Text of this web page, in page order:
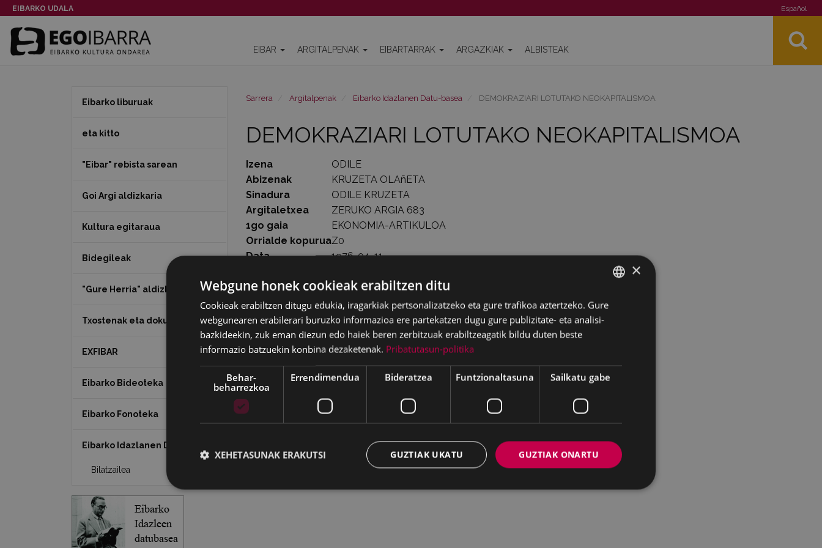
EIBARKO UDALA Español
EIBAR ARGITALPENAK EIBARTARRAK ARGAZKIAK ALBISTEAK
Sarrera Argitalpenak Eibarko Idazlanen Datu-basea DEMOKRAZIARI LOTUTAKO NEOKAPITALISMOA
DEMOKRAZIARI LOTUTAKO NEOKAPITALISMOA
Izena
ODILE
Abizenak
KRUZETA OLAñETA
Sinadura
ODILE KRUZETA
Argitaletxea
ZERUKO ARGIA 683
1go gaia
EKONOMIA-ARTIKULOA
Orrialde kopuruaZ0
Data
1976-04-11
Eibarko liburuak
eta kitto
"Eibar" rebista sarean
Goi Argi aldizkaria
Kultura egitaraua
Bidegileak
"Gure Herria" aldizkaria
Txostenak eta dokumentuak
EXFIBAR
Eibarko Bideoteka
Eibarko Fonoteka
Eibarko Idazlanen Datu-basea
Bilatzailea
BASQUE
SPANISH
×
Webgune honek cookieak erabiltzen ditu
Cookieak erabiltzen ditugu edukia, iragarkiak pertsonalizatzeko eta gure trafikoa aztertzeko. Gure
webgunearen erabilerari buruzko informazioa ere partekatzen dugu gure publizitate- eta analisi-
bazkideekin, zuk eman diezun edo haiek beren zerbitzuak erabiltzeagatik bildu duten beste
informazio batzuekin konbina dezaketenak. Pribatutasun-politika
Behar-
beharrezkoa
Errendimendua Bideratzea Funtzionaltasuna Sailkatu gabe
GUZTIAK ONARTU
GUZTIAK UKATU
XEHETASUNAK ERAKUTSI